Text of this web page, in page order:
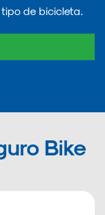
de bicicleta.
Bike